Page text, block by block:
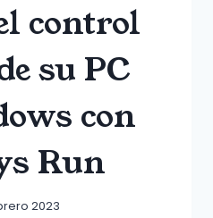
control
su PC
con
Run
2023